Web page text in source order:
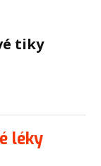
tiky
léky